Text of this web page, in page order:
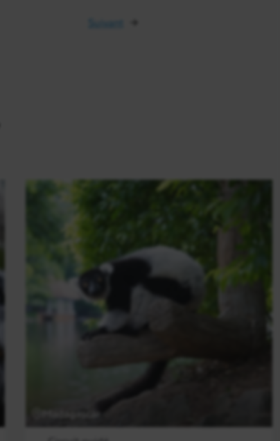
Suivant →
Madagascar